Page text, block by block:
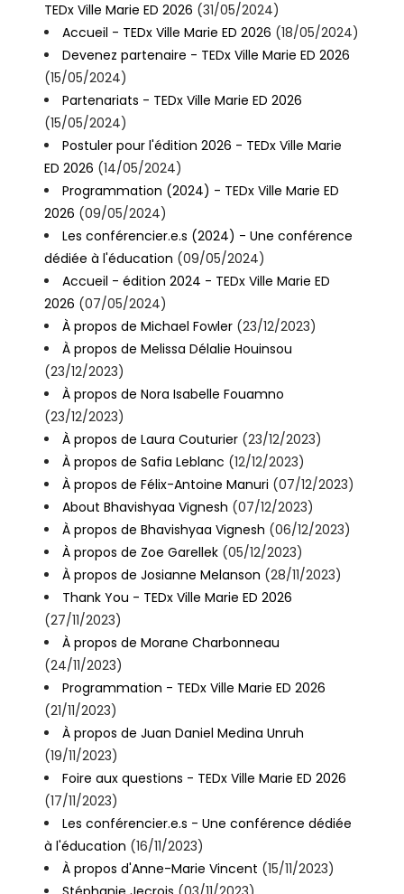
TEDx Ville Marie ED 2026 (31/05/2024)
Accueil - TEDx Ville Marie ED 2026 (18/05/2024)
Devenez partenaire - TEDx Ville Marie ED 2026
(15/05/2024)
Partenariats - TEDx Ville Marie ED 2026
(15/05/2024)
Postuler pour l'édition 2026 - TEDx Ville Marie
ED 2026 (14/05/2024)
Programmation (2024) - TEDx Ville Marie ED
2026 (09/05/2024)
Les conférencier.e.s (2024) - Une conférence
dédiée à l'éducation (09/05/2024)
Accueil - édition 2024 - TEDx Ville Marie ED
2026 (07/05/2024)
À propos de Michael Fowler (23/12/2023)
À propos de Melissa Délalie Houinsou
(23/12/2023)
À propos de Nora Isabelle Fouamno
(23/12/2023)
À propos de Laura Couturier (23/12/2023)
À propos de Safia Leblanc (12/12/2023)
À propos de Félix-Antoine Manuri (07/12/2023)
About Bhavishyaa Vignesh (07/12/2023)
À propos de Bhavishyaa Vignesh (06/12/2023)
À propos de Zoe Garellek (05/12/2023)
À propos de Josianne Melanson (28/11/2023)
Thank You - TEDx Ville Marie ED 2026
(27/11/2023)
À propos de Morane Charbonneau
(24/11/2023)
Programmation - TEDx Ville Marie ED 2026
(21/11/2023)
À propos de Juan Daniel Medina Unruh
(19/11/2023)
Foire aux questions - TEDx Ville Marie ED 2026
(17/11/2023)
Les conférencier.e.s - Une conférence dédiée
à l'éducation (16/11/2023)
À propos d'Anne-Marie Vincent (15/11/2023)